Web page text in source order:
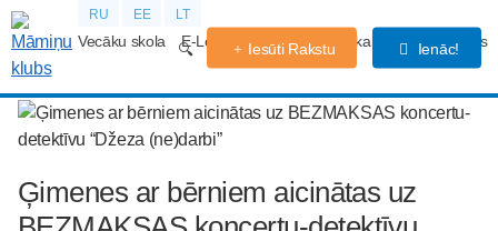
RU EE LT
Vecāku skola E-Lekcijas Grūtniecības kalendārs Forums
Iesūti Rakstu Ienāc!
Ģimenes ar bērniem aicinātas uz